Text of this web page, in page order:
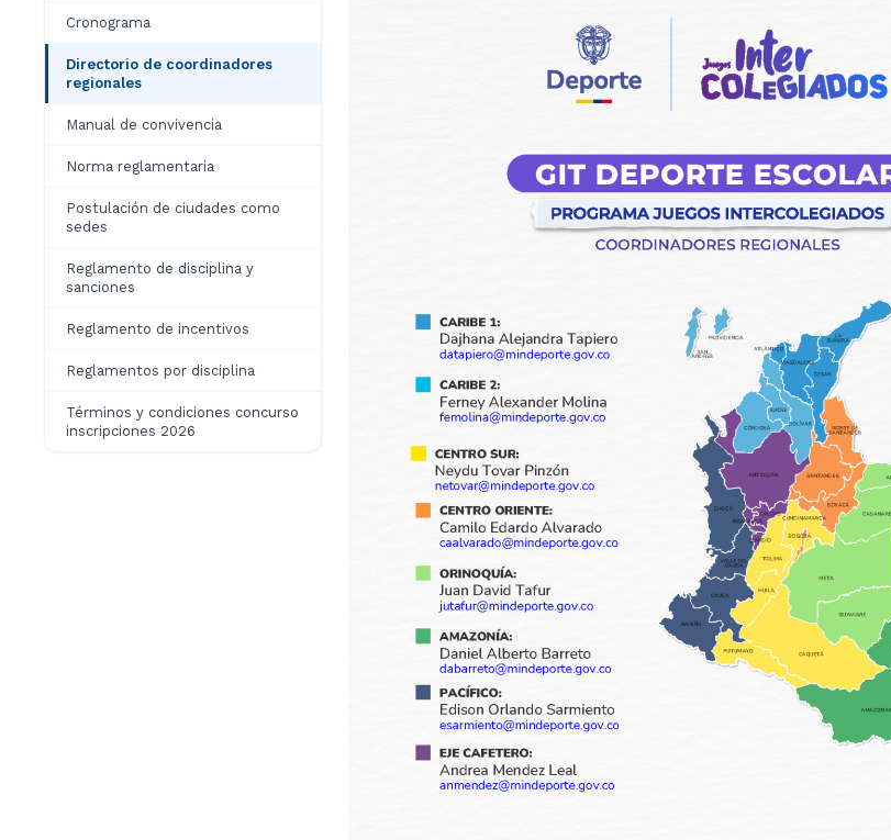
Cronograma
Directorio de coordinadores
regionales
Manual de convivencia
Norma reglamentaria
Postulación de ciudades como
sedes
Reglamento de disciplina y
sanciones
Reglamento de incentivos
Reglamentos por disciplina
Términos y condiciones concurso
inscripciones 2026